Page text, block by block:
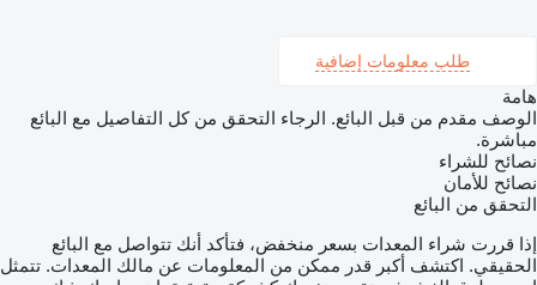
طلب معلومات إضافية
هامة
الوصف مقدم من قبل البائع. الرجاء التحقق من كل التفاصيل مع البائع
مباشرة.
نصائح للشراء
نصائح للأمان
التحقق من البائع
إذا قررت شراء المعدات بسعر منخفض، فتأكد أنك تتواصل مع البائع
الحقيقي. اكتشف أكبر قدر ممكن من المعلومات عن مالك المعدات. تتمثل